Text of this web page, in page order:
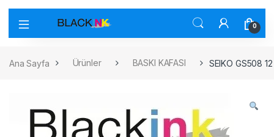
0
Ana Sayfa Ürünler BASKI KAFASI SEIKO GS508